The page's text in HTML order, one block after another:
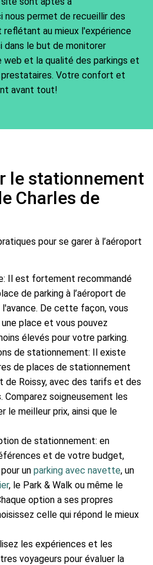
nous permet de recueillir des
au mieux l'expérience
dans le but de monitorer
et la qualité des parkings et
prestataires. Votre confort et
avant tout!
le stationnement
Charles de
pour se garer à l’aéroport
Il est fortement recommandé
de parking à l’aéroport de
l'avance. De cette façon, vous
place et vous pouvez
élevés pour votre parking.
de stationnement: Il existe
de places de stationnement
de Roissy, avec des tarifs et des
soigneusement les
le meilleur prix, ainsi que le
de stationnement: en
et de votre budget,
un parking avec navette, un
, le Park & Walk ou même le
option a ses propres
celle qui répond le mieux
les expériences et les
voyageurs pour évaluer la